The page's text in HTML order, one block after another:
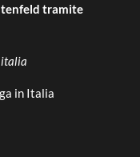
tramite
italia
in Italia